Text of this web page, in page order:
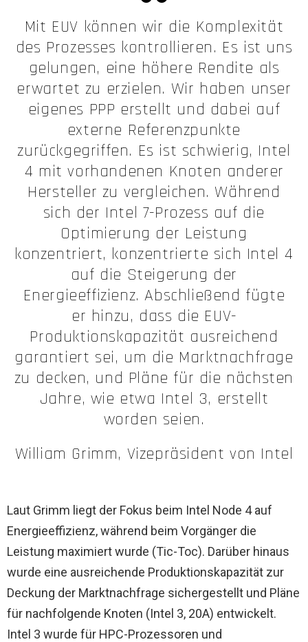
Mit EUV können wir die Komplexität
des Prozesses kontrollieren. Es ist uns
gelungen, eine höhere Rendite als
erwartet zu erzielen. Wir haben unser
eigenes PPP erstellt und dabei auf
externe Referenzpunkte
zurückgegriffen. Es ist schwierig, Intel
4 mit vorhandenen Knoten anderer
Hersteller zu vergleichen. Während
sich der Intel 7-Prozess auf die
Optimierung der Leistung
konzentriert, konzentrierte sich Intel 4
auf die Steigerung der
Energieeffizienz. Abschließend fügte
er hinzu, dass die EUV-
Produktionskapazität ausreichend
garantiert sei, um die Marktnachfrage
zu decken, und Pläne für die nächsten
Jahre, wie etwa Intel 3, erstellt
worden seien.
William Grimm, Vizepräsident von Intel
Laut Grimm liegt der Fokus beim Intel Node 4 auf
Energieeffizienz, während beim Vorgänger die
Leistung maximiert wurde (Tic-Toc). Darüber hinaus
wurde eine ausreichende Produktionskapazität zur
Deckung der Marktnachfrage sichergestellt und Pläne
für nachfolgende Knoten (Intel 3, 20A) entwickelt.
Intel 3 wurde für HPC-Prozessoren und